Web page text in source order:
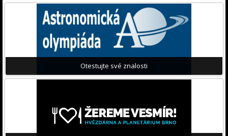
Otestujte své znalosti